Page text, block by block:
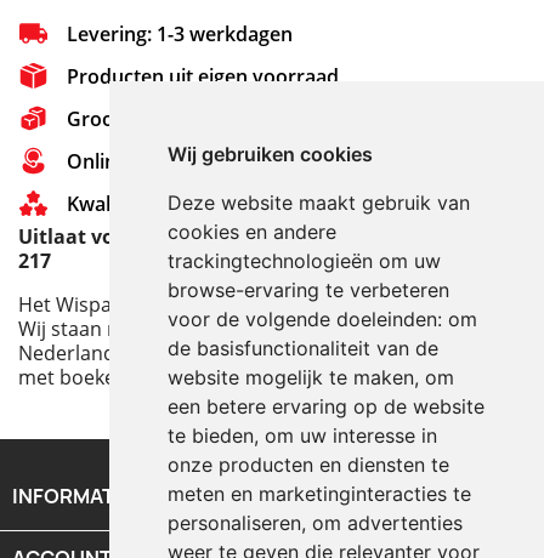
Wij gebruiken cookies
Deze website maakt gebruik van
cookies en andere
trackingtechnologieën om uw
browse-ervaring te verbeteren
voor de volgende doeleinden: om
de basisfunctionaliteit van de
website mogelijk te maken, om
een betere ervaring op de website
te bieden, om uw interesse in
onze producten en diensten te
meten en marketinginteracties te
personaliseren, om advertenties
weer te geven die relevanter voor
Levering: 1-3 werkdagen
Producten uit eigen voorraad
Grootste assortiment van Nederland
Online Support - 0314 - 651 721
Kwaliteit - De beste boeken
Uitlaat voor de Porsche Diesel voor de Standard T
217
Het Wispa team op tournee:
Wij staan met onze stand op een aantal ruilbeurzen in
Nederland, België, Denemarken, Frankrijk en Duitsland
met boeken en onderdelen.
INFORMATIE